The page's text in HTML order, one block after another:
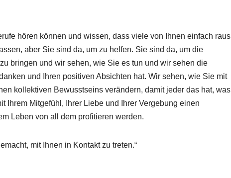
hören können und wissen, dass viele von Ihnen einfach raus
aber Sie sind da, um zu helfen. Sie sind da, um die
bringen und wir sehen, wie Sie es tun und wir sehen die
und Ihren positiven Absichten hat. Wir sehen, wie Sie mit
kollektiven Bewusstseins verändern, damit jeder das hat, was
Ihrem Mitgefühl, Ihrer Liebe und Ihrer Vergebung einen
Leben von all dem profitieren werden.
mit Ihnen in Kontakt zu treten.“